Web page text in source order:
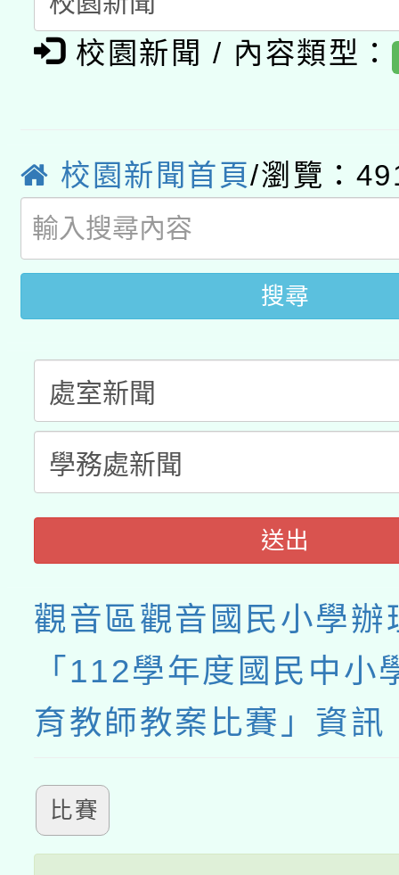
礎課程
A3數位素養講師名單
「數位內容與教學軟
薪期間赴陸應申請許可
轉知經濟部水利署委託
業技術研究院辦理「
用水績優單位及節水達
115年8月22日(星期六
桃園市孔廟祈福系列
開 智慧啟航」
2026年桃園地景藝術
校園新聞 / 內容類型：
校園新聞首頁/瀏覽：
搜尋
送出
觀音區觀音國民小學辦
「112學年度國民中小
育教師教案比賽」資訊
比賽